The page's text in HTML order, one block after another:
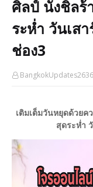
ศิลป์ นั่งชิลร้
ระห่ำ วันเส
ช่อง3
BangkokUpdates2636
เติมเต็มวันหยุดด้วย
สุดระห่ำ